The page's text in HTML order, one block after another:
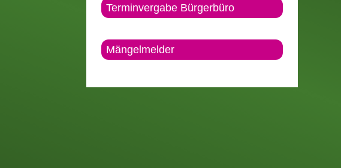
Terminvergabe Bürgerbüro
Mängelmelder